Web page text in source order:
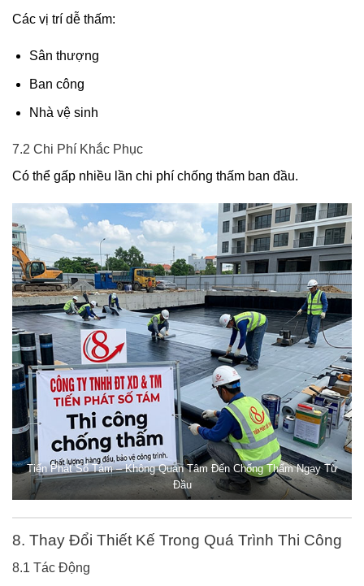
Các vị trí dễ thấm:
Sân thượng
Ban công
Nhà vệ sinh
7.2 Chi Phí Khắc Phục
Có thể gấp nhiều lần chi phí chống thấm ban đầu.
Tiến Phát Số Tám – Không Quan Tâm Đến Chống Thấm Ngay Từ
Đầu
8. Thay Đổi Thiết Kế Trong Quá Trình Thi Công
8.1 Tác Động